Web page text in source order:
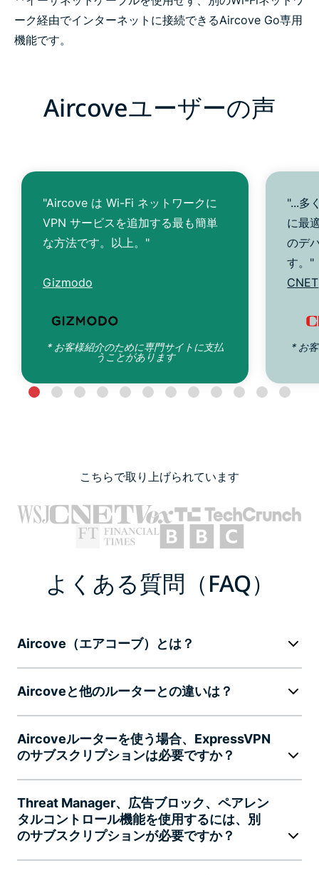
ーク経由でインターネットに接続できるAircove Go専用
機能です。
Aircoveユーザーの声
"Aircove は Wi-Fi ネットワークに
VPN サービスを追加する最も簡単
な方法です。以上。"
Gizmodo
* お客様紹介のために専門サイトに支払
うことがあります
"...多
に最
のデ
す。"
CNET
* お
こちらで取り上げられています
よくある質問（FAQ）
Aircove（エアコーブ）とは？
Aircoveと他のルーターとの違いは？
Aircoveルーターを使う場合、ExpressVPN
のサブスクリプションは必要ですか？
Threat Manager、広告ブロック、ペアレン
タルコントロール機能を使用するには、別
のサブスクリプションが必要ですか？